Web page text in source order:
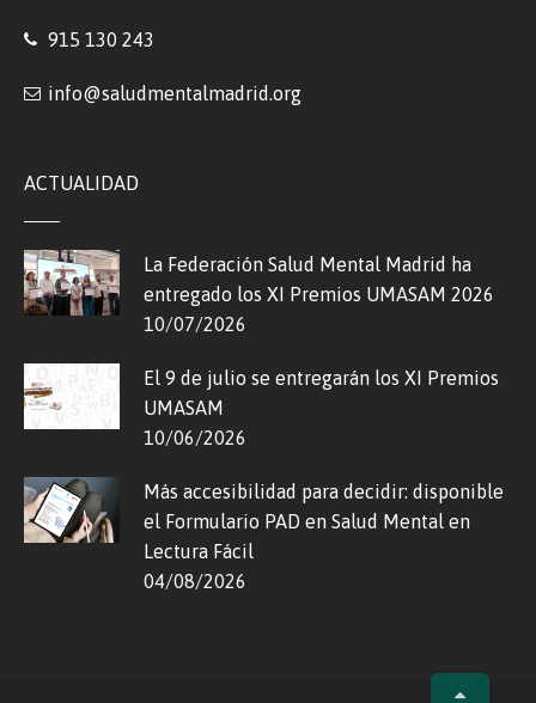
915 130 243
info@saludmentalmadrid.org
ACTUALIDAD
La Federación Salud Mental Madrid ha
entregado los XI Premios UMASAM 2026
10/07/2026
El 9 de julio se entregarán los XI Premios
UMASAM
10/06/2026
Más accesibilidad para decidir: disponible
el Formulario PAD en Salud Mental en
Lectura Fácil
04/08/2026